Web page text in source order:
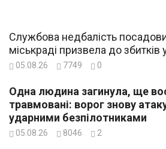
Службова недбалість
міськраді призвела до збитків
05.08.26 7749 0
Одна людина загинула, ще
травмовані: ворог знову
ударними безпілотниками
05.08.26 8046 2